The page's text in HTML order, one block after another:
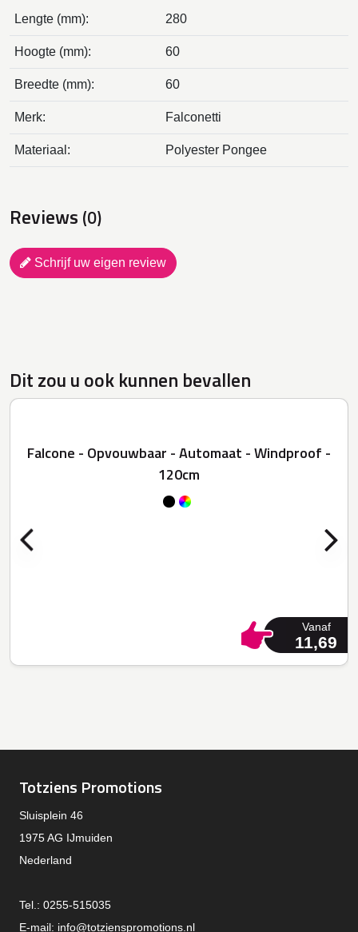
Lengte (mm): 280
Hoogte (mm): 60
Breedte (mm): 60
Merk: Falconetti
Materiaal: Polyester Pongee
Reviews (0)
Schrijf uw eigen review
Dit zou u ook kunnen bevallen
Falcone - Opvouwbaar - Automaat - Windproof -
120cm
Vanaf
11,69
Totziens Promotions
Sluisplein 46
1975 AG IJmuiden
Nederland
Tel.: 0255-515035
E-mail: info@totzienspromotions.nl